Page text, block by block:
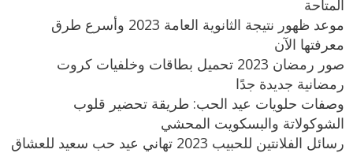
المتاحة
موعد ظهور نتيجة الثانوية العامة 2023 وأسرع طرق
معرفتها الآن
صور رمضان 2023 تحميل بطاقات وخلفيات كروت
رمضانية جديدة جدًا
وصفات حلويات عيد الحب: طريقة تحضير قلوب
الشوكولاتة والبسكويت المحشي
رسائل الفلانتين للحبيب 2023 تهاني عيد حب سعيد للعشاق